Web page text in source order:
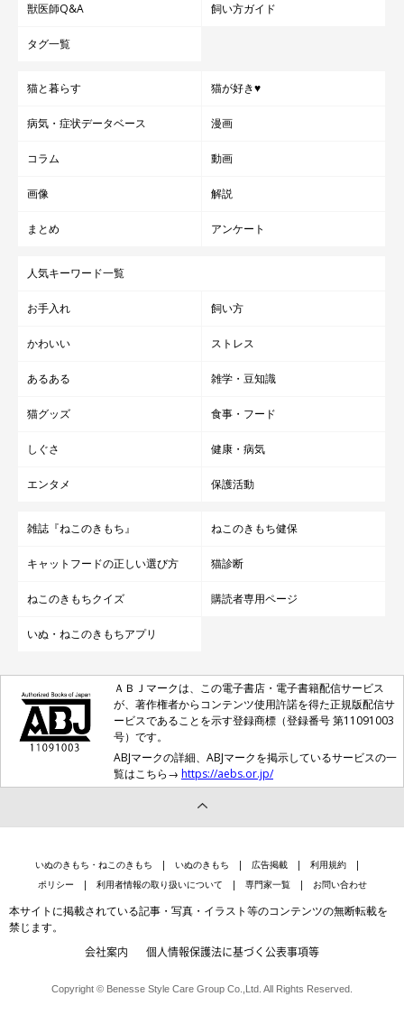
獣医師Q&A 飼い方ガイド
タグ一覧
猫と暮らす 猫が好き♥
病気・症状データベース 漫画
コラム 動画
画像 解説
まとめ アンケート
人気キーワード一覧
お手入れ 飼い方
かわいい ストレス
あるある 雑学・豆知識
猫グッズ 食事・フード
しぐさ 健康・病気
エンタメ 保護活動
雑誌『ねこのきもち』 ねこのきもち健保
キャットフードの正しい選び方 猫診断
ねこのきもちクイズ 購読者専用ページ
いぬ・ねこのきもちアプリ
ＡＢＪマークは、この電子書店・電子書籍配信サービス
が、著作権者からコンテンツ使用許諾を得た正規版配信サ
ービスであることを示す登録商標（登録番号 第11091003
号）です。
ABJマークの詳細、ABJマークを掲示しているサービスの一
覧はこちら→ https://aebs.or.jp/
いぬのきもち・ねこのきもち いぬのきもち 広告掲載
利用規約
ポリシー
利用者情報の取り扱いについて 専門家一覧 お問い合わせ
本サイトに掲載されている記事・写真・イラスト等のコンテンツの無断転載を
禁じます。
会社案内 個人情報保護法に基づく公表事項等
Copyright © Benesse Style Care Group Co.,Ltd. All Rights Reserved.